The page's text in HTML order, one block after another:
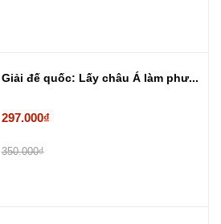
Giải đế quốc: Lấy châu Á làm phư...
297.000₫
350.000₫